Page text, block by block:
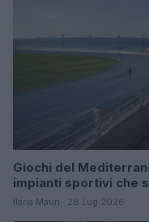
Giochi del
impianti sportivi che
Ilaria Mauri · 28 Lug 2026